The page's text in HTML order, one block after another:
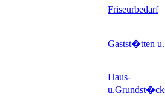
Friseurbedarf
Gastst�tten u.
Haus-